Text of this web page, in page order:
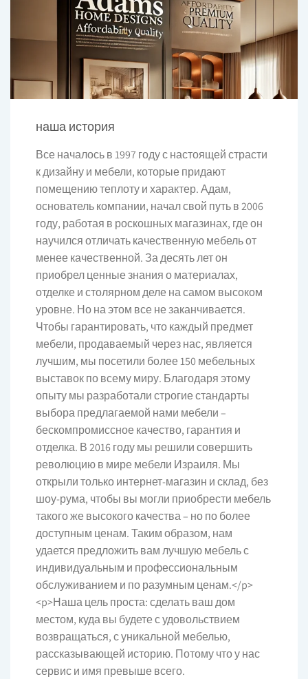
наша история
Все началось в 1997 году с настоящей страсти
к дизайну и мебели, которые придают
помещению теплоту и характер. Адам,
основатель компании, начал свой путь в 2006
году, работая в роскошных магазинах, где он
научился отличать качественную мебель от
менее качественной. За десять лет он
приобрел ценные знания о материалах,
отделке и столярном деле на самом высоком
уровне. Но на этом все не заканчивается.
Чтобы гарантировать, что каждый предмет
мебели, продаваемый через нас, является
лучшим, мы посетили более 150 мебельных
выставок по всему миру. Благодаря этому
опыту мы разработали строгие стандарты
выбора предлагаемой нами мебели –
бескомпромиссное качество, гарантия и
отделка. В 2016 году мы решили совершить
революцию в мире мебели Израиля. Мы
открыли только интернет-магазин и склад, без
шоу-рума, чтобы вы могли приобрести мебель
такого же высокого качества – но по более
доступным ценам. Таким образом, нам
удается предложить вам лучшую мебель с
индивидуальным и профессиональным
обслуживанием и по разумным ценам.</p>
<p>Наша цель проста: сделать ваш дом
местом, куда вы будете с удовольствием
возвращаться, с уникальной мебелью,
рассказывающей историю. Потому что у нас
сервис и имя превыше всего.